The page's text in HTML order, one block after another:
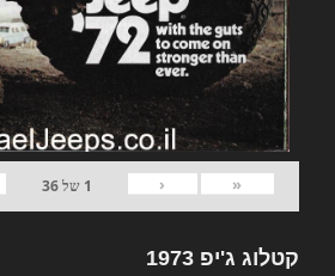
«
‹
1 של36
קטלוג ג'יפ 1973